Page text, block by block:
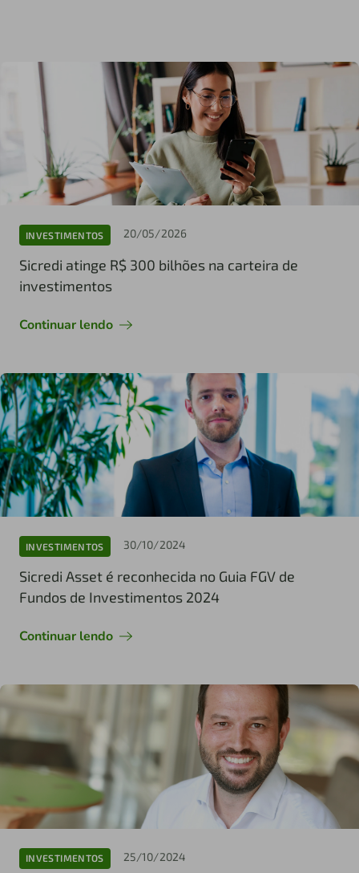
INVESTIMENTOS 20/05/2026
Sicredi atinge R$ 300 bilhões na carteira de
investimentos
Continuar lendo
INVESTIMENTOS 30/10/2024
Sicredi Asset é reconhecida no Guia FGV de
Fundos de Investimentos 2024
Continuar lendo
INVESTIMENTOS 25/10/2024